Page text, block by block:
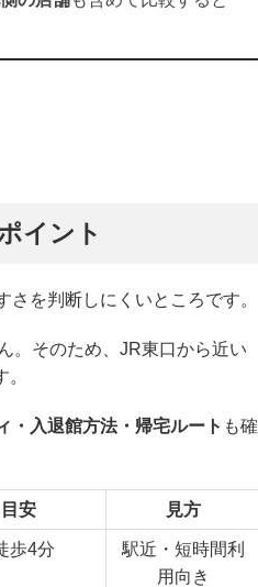
イント
を判断しにくいところです。
。そのため、JR東口から近い
・入退館方法・帰宅ルート も確
安 見方
歩4分
駅近・短時間利
用向き